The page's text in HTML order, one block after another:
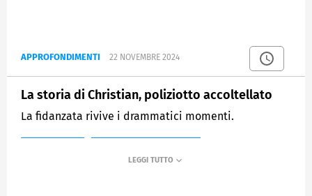
APPROFONDIMENTI 22 NOVEMBRE 2024
La storia di Christian, poliziotto accoltellato
La fidanzata rivive i drammatici momenti.